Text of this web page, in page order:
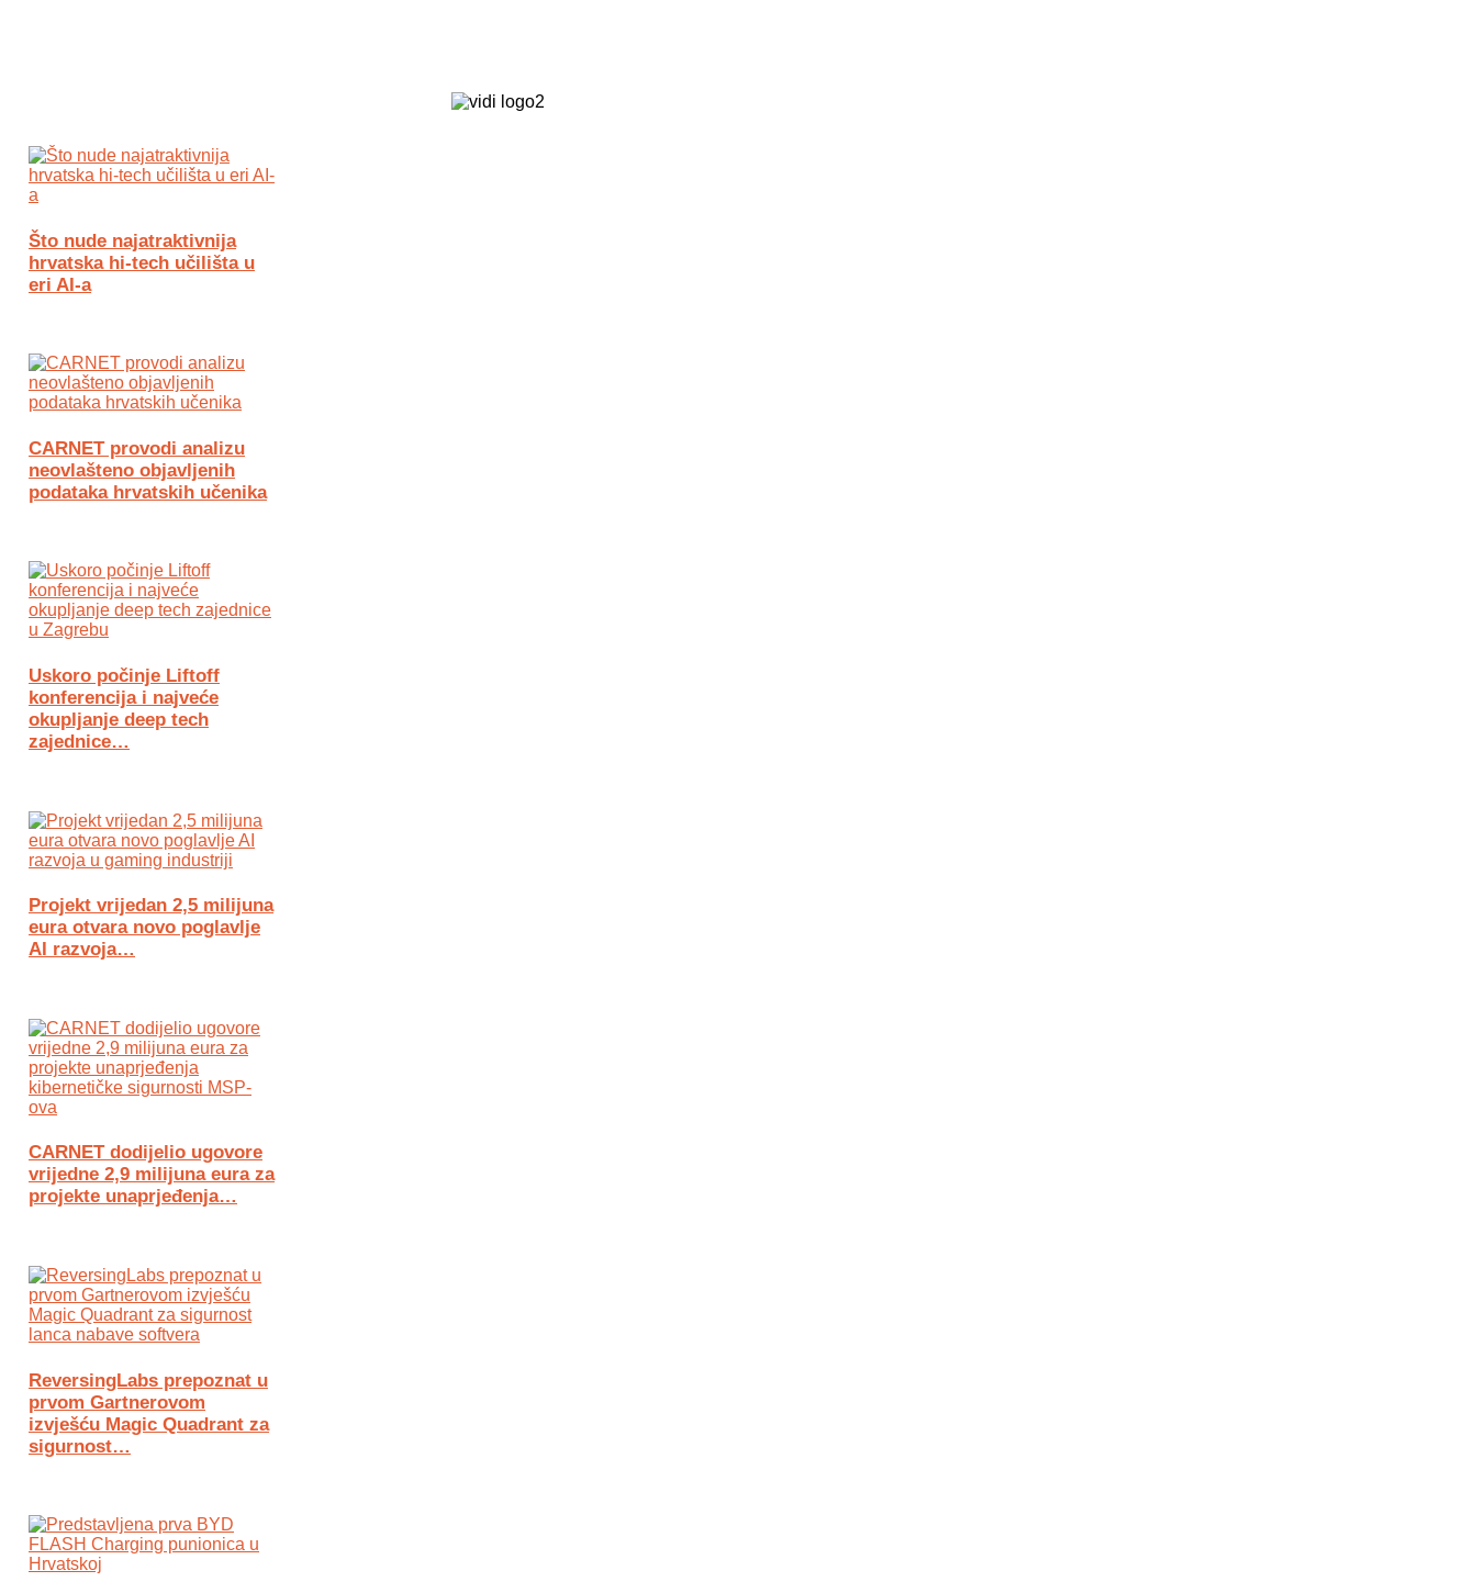
Što nude najatraktivnija
hrvatska hi-tech učilišta u
eri AI-a
CARNET provodi analizu
neovlašteno objavljenih
podataka hrvatskih učenika
Uskoro počinje Liftoff
konferencija i najveće
okupljanje deep tech
zajednice…
Projekt vrijedan 2,5 milijuna
eura otvara novo poglavlje
AI razvoja…
CARNET dodijelio ugovore
vrijedne 2,9 milijuna eura za
projekte unaprjeđenja…
ReversingLabs prepoznat u
prvom Gartnerovom
izvješću Magic Quadrant za
sigurnost…